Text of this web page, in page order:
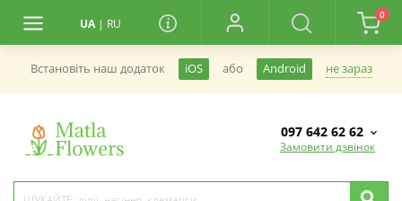
UA | RU
0
Встановiть наш додаток iOS або Android не зараз
097 642 62 62
Замовити дзвінок